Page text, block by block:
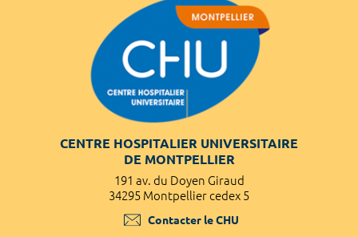
CENTRE HOSPITALIER UNIVERSITAIRE
DE MONTPELLIER
191 av. du Doyen Giraud
34295 Montpellier cedex 5
Contacter le CHU